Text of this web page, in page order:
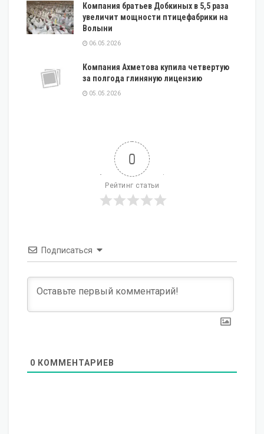
Компания братьев Добкиных в 5,5 раза
увеличит мощности птицефабрики на
Волыни
06.05.2026
Компания Ахметова купила четвертую
за полгода глиняную лицензию
05.05.2026
0
Рейтинг статьи
Подписаться
0 КОММЕНТАРИЕВ